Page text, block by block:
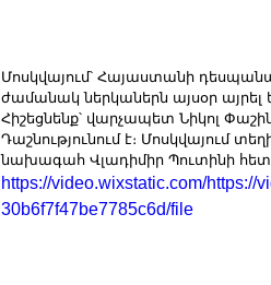
Մոսկվայում՝ Հայաստանի
ժամանակ ներկաներն այսօր այրել
Հիշեցնենք՝ վարչապետ Նիկոլ
Դաշնությունում է։ Մոսկվայում
նախագահ Վլադիմիր Պուտինի
https://video.wixstatic.com/https://
30b6f7f47be7785c6d/file